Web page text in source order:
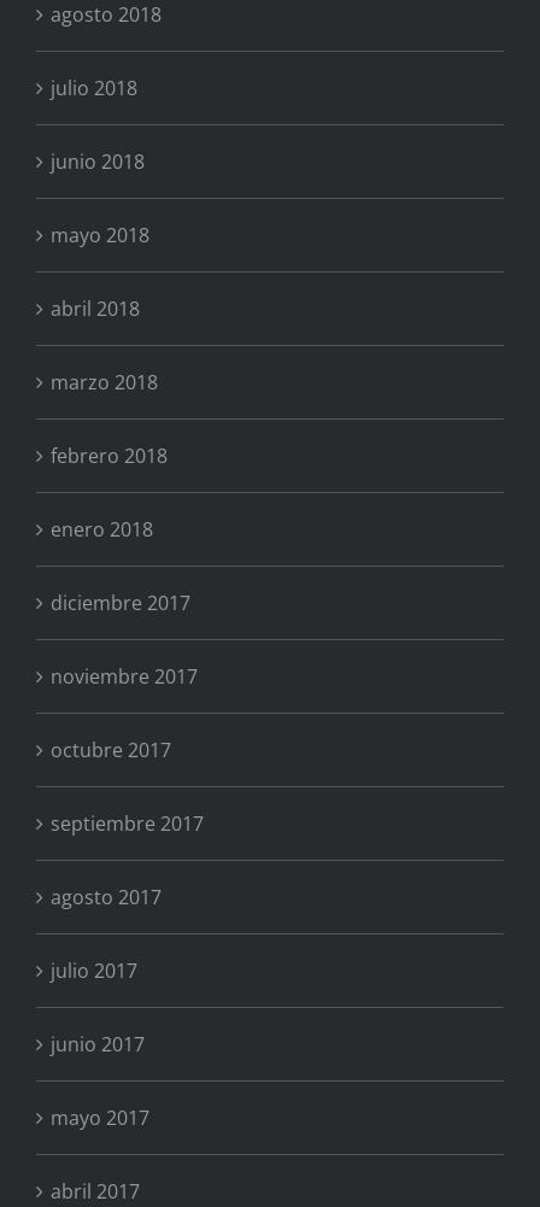
agosto 2018
julio 2018
junio 2018
mayo 2018
abril 2018
marzo 2018
febrero 2018
enero 2018
diciembre 2017
noviembre 2017
octubre 2017
septiembre 2017
agosto 2017
julio 2017
junio 2017
mayo 2017
abril 2017